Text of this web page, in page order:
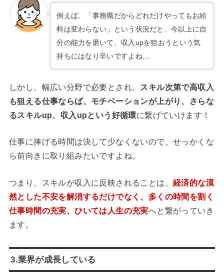
例えば、「事務職だからどれだけやってもお給
料は変わらない」という状況だと、今以上に自
分の能力を磨いて、収入upを狙おうという気
持ちにはなり辛いですよね…
しかし、幅広い分野で必要とされ、 スキル次第で高収入
も狙える仕事ならば、モチベーションが上がり、さらな
るスキルup、収入upという好循環に繋げていけます！
仕事に捧げる時間は決して少なくないので、せっかくな
ら前向きに取り組みたいですよね。
つまり、スキルが収入に反映されることは、 経済的な漠
然とした不安を解消するだけでなく、多くの時間を割く
仕事時間の充実、ひいては人生の充実へと繋がっていき
ます。
3.業界が成長している